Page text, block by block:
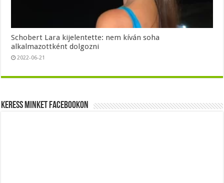
Schobert Lara kijelentette: nem kíván soha
alkalmazottként dolgozni
2022-06-21
Keress minket Facebookon